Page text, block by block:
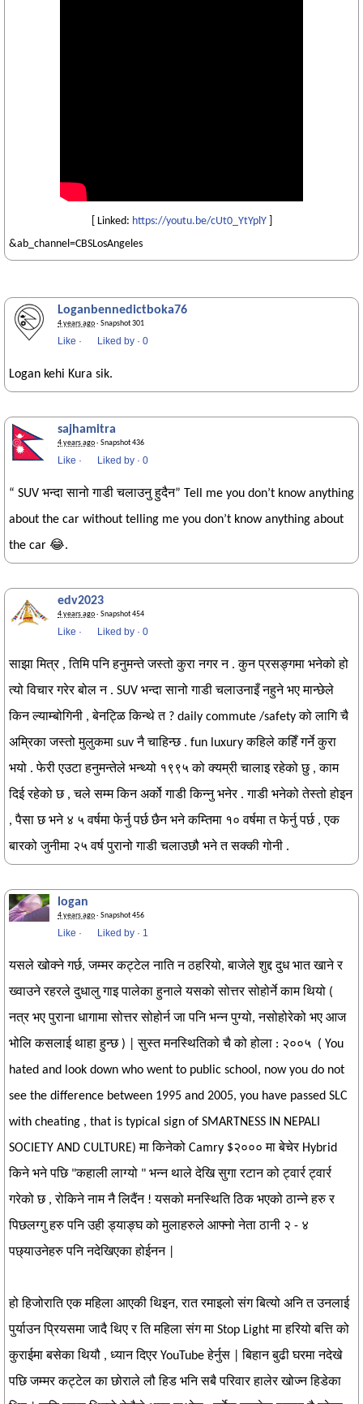
[ Linked: https://youtu.be/cUt0_YtYplY]
&ab_channel=CBSLosAngeles
Loganbennedictboka76
4 years ago· Snapshot 301
Like · Liked by · 0
Logan kehi Kura sik.
sajhamitra
4 years ago· Snapshot 436
Like · Liked by · 0
“ SUV भन्दा सानो गाडी चलाउनु हुदैन” Tell me you don’t know anything
about the car without telling me you don’t know anything about
the car 😂.
edv2023
4 years ago· Snapshot 454
Like · Liked by · 0
साझा मित्र , तिमि पनि हनुमन्ते जस्तो कुरा नगर न . कुन प्रसङ्गमा भनेको हो
त्यो विचार गरेर बोल न . SUV भन्दा सानो गाडी चलाउनाइँ नहुने भए मान्छेले
किन ल्याम्बोगिनी , बेनट्ळि किन्थे त ? daily commute /safety को लागि चै
अम्रिका जस्तो मुलुकमा suv नै चाहिन्छ . fun luxury कहिले कहिँ गर्ने कुरा
भयो . फेरी एउटा हनुमन्तेले भन्थ्यो १९९५ को क्यम्री चालाइ रहेको छु , काम
दिई रहेको छ , चले सम्म किन अर्को गाडी किन्नु भनेर . गाडी भनेको तेस्तो होइन
, पैसा छ भने ४ ५ वर्षमा फेर्नु पर्छ छैन भने कम्तिमा १० वर्षमा त फेर्नु पर्छ , एक
बारको जुनीमा २५ वर्ष पुरानो गाडी चलाउछौ भने त सक्की गोनी .
logan
4 years ago· Snapshot 456
Like · Liked by · 1
यसले खोक्ने गर्छ, जम्मर कट्टेल नाति न ठहरियो, बाजेले शुद्द दुध भात खाने र
ख्वाउने रहरले दुधालु गाइ पालेका हुनाले यसको सोत्तर सोहोर्ने काम थियो (
नत्र भए पुराना धागामा सोत्तर सोहोर्न जा पनि भन्न पुग्यो, नसोहोरेको भए आज
भोलि कसलाई थाहा हुन्छ ) | सुस्त मनस्थितिको चै को होला : २००५ ( You
hated and look down who went to public school, now you do not
see the difference between 1995 and 2005, you have passed SLC
with cheating , that is typical sign of SMARTNESS IN NEPALI
SOCIETY AND CULTURE) मा किनेको Camry $२००० मा बेचेर Hybrid
किने भने पछि "कहाली लाग्यो " भन्न थाले देखि सुगा रटान को ट्वार्र ट्वार्र
गरेको छ , रोकिने नाम नै लिदैंन ! यसको मनस्थिति ठिक भएको ठान्ने हरु र
पिछलग्गु हरु पनि उही ड्याङ्घ को मुलाहरुले आफ्नो नेता ठानी २ - ४
पछ्याउनेहरु पनि नदेखिएका होईनन |
हो हिजोराति एक महिला आएकी थिइन, रात रमाइलो संग बित्यो अनि त उनलाई
पुर्याउन प्रियसमा जादै थिए र ति महिला संग मा Stop Light मा हरियो बत्ति को
कुराईमा बसेका थियौ , ध्यान दिएर YouTube हेर्नुस | बिहान बुढी घरमा नदेखे
पछि जम्मर कट्टेल का छोराले लौ हिड भनि सबै परिवार हालेर खोज्न हिडेका